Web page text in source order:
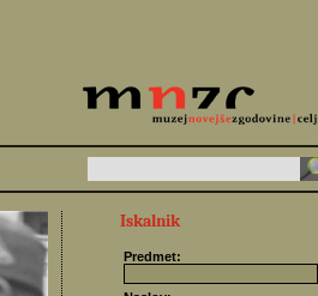
Iskalnik
Predmet: